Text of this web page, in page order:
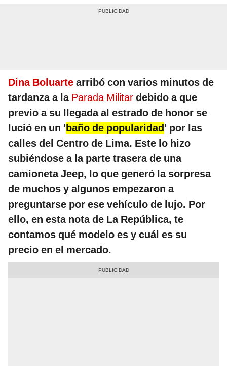
Dina Boluarte arribó con varios minutos de
tardanza a la Parada Militar debido a que
previo a su llegada al estrado de honor se
lució en un 'baño de popularidad' por las
calles del Centro de Lima. Este lo hizo
subiéndose a la parte trasera de una
camioneta Jeep, lo que generó la sorpresa
de muchos y algunos empezaron a
preguntarse por ese vehículo de lujo. Por
ello, en esta nota de La República, te
contamos qué modelo es y cuál es su
precio en el mercado.